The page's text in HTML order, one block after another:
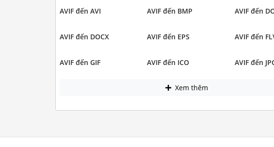
AVIF đến AVI AVIF đến BMP AVIF đến
AVIF đến DOCX AVIF đến EPS AVIF đến
AVIF đến GIF AVIF đến ICO AVIF đến
Xem thêm